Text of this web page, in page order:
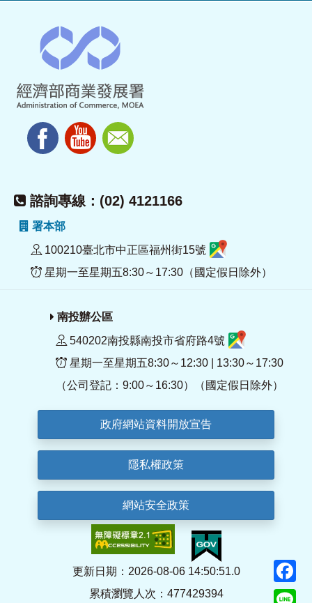
諮詢專線：(02) 4121166
署本部
100210臺北市中正區福州街15號
星期一至星期五8:30～17:30（國定假日除外）
南投辦公區
540202南投縣南投市省府路4號
星期一至星期五8:30～12:30 | 13:30～17:30
（公司登記：9:00～16:30）（國定假日除外）
政府網站資料開放宣告
隱私權政策
網站安全政策
更新日期：2026-08-06 14:50:51.0
累積瀏覽人次：477429394